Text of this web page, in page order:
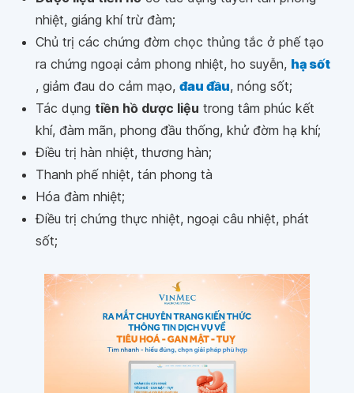
nhiệt, giáng khí trừ đàm;
Chủ trị các chứng đờm chọc thủng tắc ở phế tạo
ra chứng ngoại cảm phong nhiệt, ho suyễn, hạ sốt
, giảm đau do cảm mạo, đau đầu, nóng sốt;
Tác dụng tiền hồ dược liệu trong tâm phúc kết
khí, đàm mãn, phong đầu thống, khử đờm hạ khí;
Điều trị hàn nhiệt, thương hàn;
Thanh phế nhiệt, tán phong tà
Hóa đàm nhiệt;
Điều trị chứng thực nhiệt, ngoại câu nhiệt, phát
sốt;